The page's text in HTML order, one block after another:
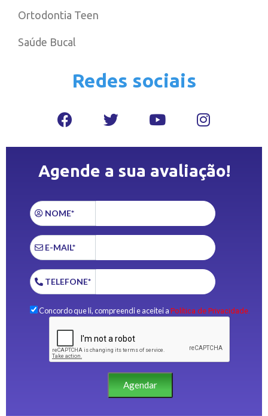
Ortodontia Teen
Saúde Bucal
Redes sociais
Agende a sua avaliação!
NOME*
E-MAIL*
TELEFONE*
Concordo que li, compreendi e aceitei a Política de Privacidade.
Agendar